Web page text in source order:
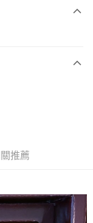
用無須另外申請。
推薦